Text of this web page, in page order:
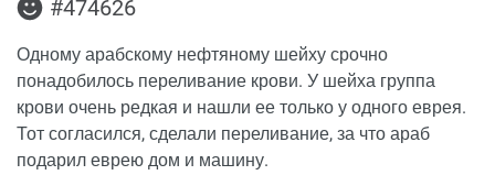
#474626
Одному арабскому нефтяному шейху срочно
понадобилось переливание крови. У шейха группа
крови очень редкая и нашли ее только у одного еврея.
Тот согласился, сделали переливание, за что араб
подарил еврею дом и машину.